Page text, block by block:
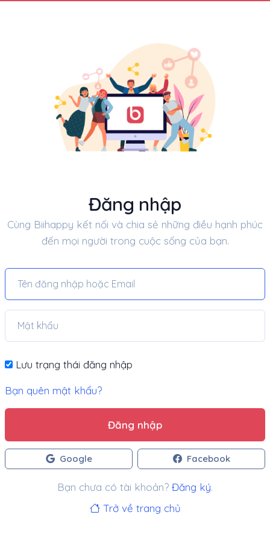
Đăng nhập
Cùng Biihappy kết nối và chia sẻ những điều hạnh phúc
đến mọi người trong cuộc sống của bạn.
Lưu trạng thái đăng nhập
Bạn quên mật khẩu?
Đăng nhập
Google Facebook
Bạn chưa có tài khoản? Đăng ký.
Trở về trang chủ